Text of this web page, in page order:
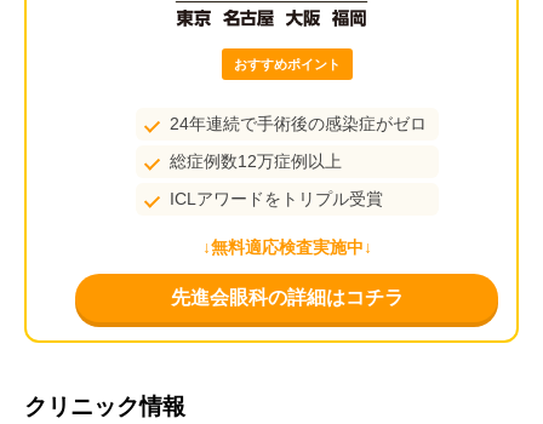
おすすめポイント
24年連続で手術後の感染症がゼロ
総症例数12万症例以上
ICLアワードをトリプル受賞
↓無料適応検査実施中↓
先進会眼科の詳細はコチラ
クリニック情報